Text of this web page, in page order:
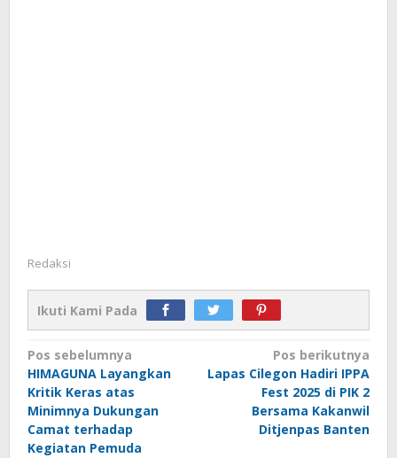
Redaksi
Ikuti Kami Pada
Navigasi
pos
Pos sebelumnya
HIMAGUNA Layangkan
Kritik Keras atas
Minimnya Dukungan
Camat terhadap
Kegiatan Pemuda
Pos berikutnya
Lapas Cilegon Hadiri IPPA
Fest 2025 di PIK 2
Bersama Kakanwil
Ditjenpas Banten